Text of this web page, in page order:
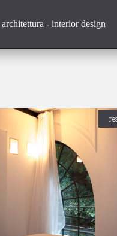
architettura - interior design